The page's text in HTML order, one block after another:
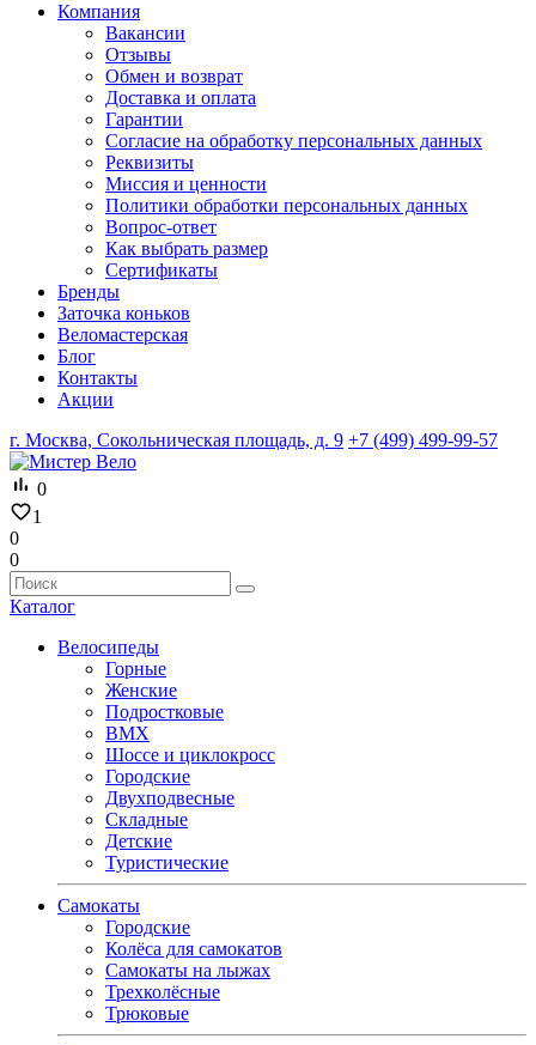
Компания
Вакансии
Отзывы
Обмен и возврат
Доставка и оплата
Гарантии
Согласие на обработку персональных данных
Реквизиты
Миссия и ценности
Политики обработки персональных данных
Вопрос-ответ
Как выбрать размер
Сертификаты
Бренды
Заточка коньков
Веломастерская
Блог
Контакты
Акции
г. Москва, Сокольническая площадь, д. 9 +7 (499) 499-99-57
0
1
0
0
Каталог
Велосипеды
Горные
Женские
Подростковые
BMX
Шоссе и циклокросс
Городские
Двухподвесные
Складные
Детские
Туристические
Самокаты
Городские
Колёса для самокатов
Самокаты на лыжах
Трехколёсные
Трюковые